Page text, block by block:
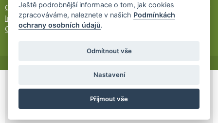
Ochrana osobních údajů
Informace UKZÚZ
Cookies
© 2026 Bonsai-Shop.cz -Partnerský
program
Partner ID:
Ještě podrobnější informace o tom, jak cookies
zpracováváme, naleznete v našich Podmínkách
ochrany osobních údajů.
Odmítnout vše
Nastavení
Přijmout vše